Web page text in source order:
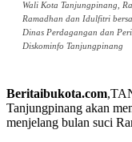
Wali Kota Tanjungpinang,
Ramadhan dan Idulfitri
Dinas Perdagangan dan
Diskominfo Tanjungpinang
Beritaibukota.com
Tanjungpinang akan
menjelang bulan suci